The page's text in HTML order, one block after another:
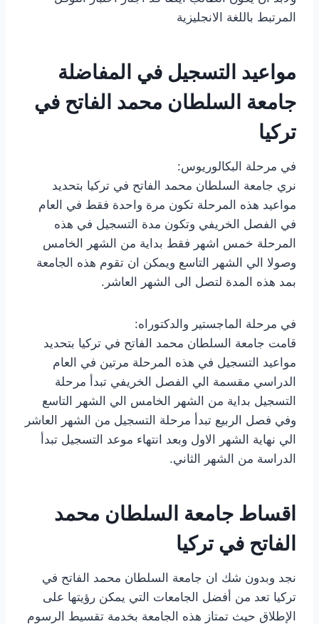
المرتبط باللغة الانجليزية
مواعيد التسجيل في المفاضلة
جامعة السلطان محمد الفاتح في
تركيا
في مرحلة البكالوريوس:
نري جامعة السلطان محمد الفاتح في تركيا بتحديد
مواعيد هذه المرحلة تكون مرة واحدة فقط في العام
في الفصل الخريفي وتكون مدة التسجيل في هذه
المرحلة خمس اشهر فقط بداية من الشهر الخامس
وصولا الي الشهر التاسع ويمكن ان تقوم هذه الجامعة
بمد هذه المدة لتصل الى الشهر العاشر.
في مرحلة الماجستير والدكتوراه:
قامت جامعة السلطان محمد الفاتح في تركيا بتحديد
مواعيد التسجيل في هذه المرحلة مرتين في العام
الدراسي مقسمة الي الفصل الخريفي تبدأ مرحلة
التسجيل بداية من الشهر الخامس الي الشهر التاسع
وفي فصل الربيع تبدأ مرحلة التسجيل من الشهر العاشر
الي نهاية الشهر الاول وبعد انتهاء موعد التسجيل تبدأ
الدراسة من الشهر الثاني.
اقساط جامعة السلطان محمد
الفاتح في تركيا
نجد وبدون شك ان جامعة السلطان محمد الفاتح في
تركيا تعد من أفضل الجامعات التي يمكن رؤيتها على
الإطلاق حيث تمتاز هذه الجامعة بخدمة تقسيط الرسوم